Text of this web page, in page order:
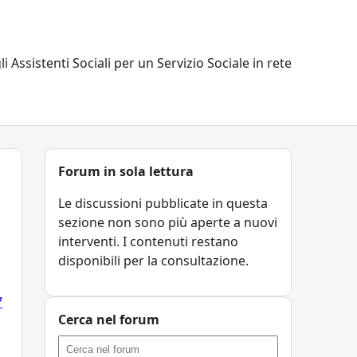
Assistenti Sociali per un Servizio Sociale in rete
Forum in sola lettura
Le discussioni pubblicate in questa
sezione non sono più aperte a nuovi
interventi. I contenuti restano
disponibili per la consultazione.
Cerca nel forum